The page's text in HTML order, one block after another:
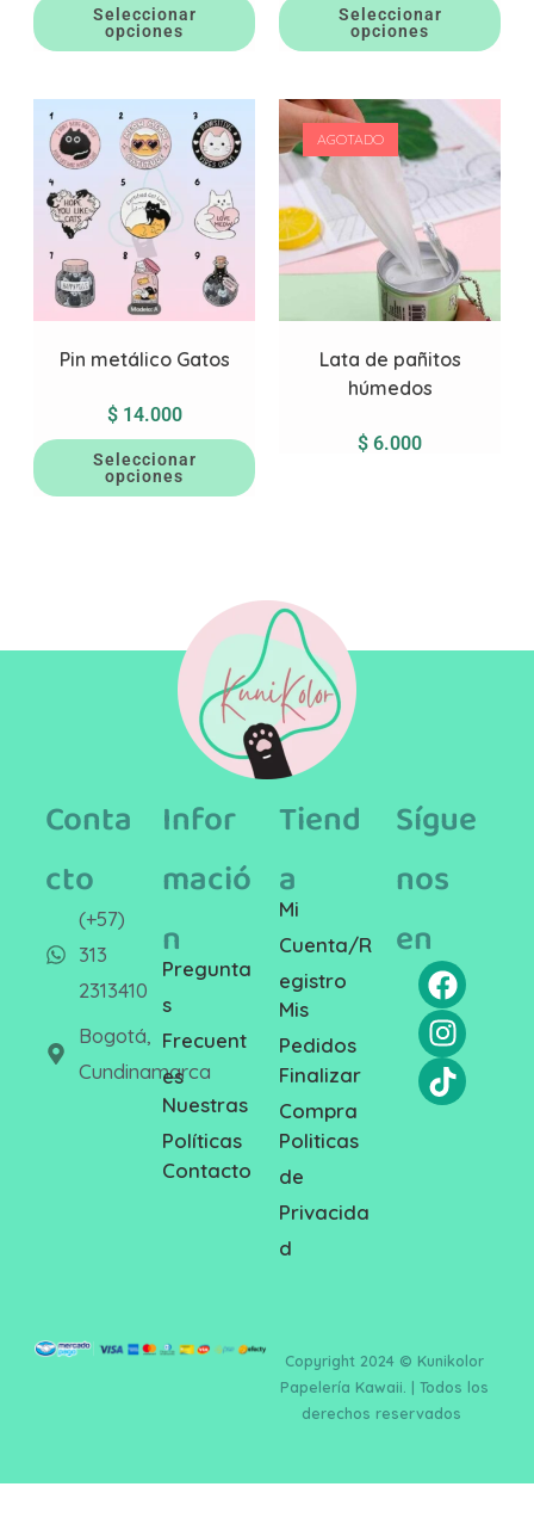
Seleccionar
opciones
Seleccionar
opciones
Pin metálico Gatos
$14.000
Seleccionar
opciones
AGOTADO
Lata de pañitos
húmedos
$ 6.000
Conta
cto
(+57)
313
2313410
Bogotá,
Cundinamarca
Infor
mació
n
Pregunta
s
Frecuent
es
Nuestras
Políticas
Contacto
Tiend
a
Mi
Cuenta/R
egistro
Mis
Pedidos
Finalizar
Compra
Politicas
de
Privacida
d
Sígue
nos
en
Copyright 2024 © Kunikolor
Papelería Kawaii. | Todos los
derechos reservados